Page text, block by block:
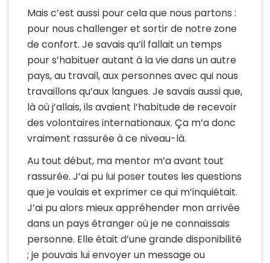
Mais c’est aussi pour cela que nous partons :
pour nous challenger et sortir de notre zone
de confort. Je savais qu’il fallait un temps
pour s’habituer autant à la vie dans un autre
pays, au travail, aux personnes avec qui nous
travaillons qu’aux langues. Je savais aussi que,
là où j’allais, ils avaient l’habitude de recevoir
des volontaires internationaux. Ça m’a donc
vraiment rassurée à ce niveau-là.
Au tout début, ma mentor m’a avant tout
rassurée. J’ai pu lui poser toutes les questions
que je voulais et exprimer ce qui m’inquiétait.
J’ai pu alors mieux appréhender mon arrivée
dans un pays étranger où je ne connaissais
personne. Elle était d’une grande disponibilité
; je pouvais lui envoyer un message ou